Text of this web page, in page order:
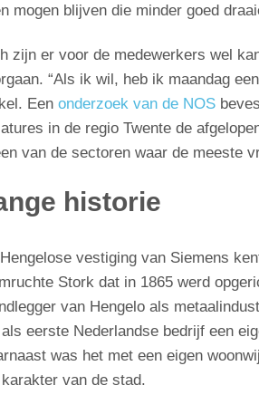
mogen blijven die minder goed
zijn er voor de medewerkers wel
“Als ik wil, heb ik maandag
Een onderzoek van de NOS
in de regio Twente de
van de sectoren waar de meeste
historie
vestiging van Siemens
Stork dat in 1865 werd
van Hengelo als
eerste Nederlandse bedrijf een
was het met een eigen
karakter van de stad.